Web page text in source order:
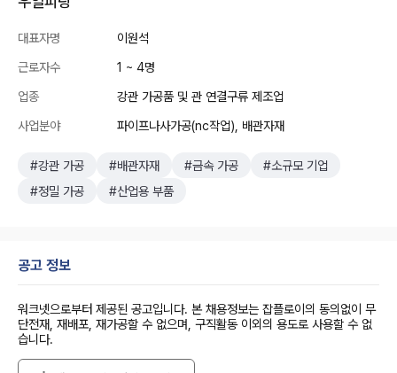
대표자명
이원석
근로자수
1 ~ 4명
업종
강관 가공품 및 관 연결구류 제조업
사업분야
파이프나사가공(nc작업), 배관자재
#강관 가공 #배관자재 #금속 가공
#소규모 기업
#정밀 가공
#산업용 부품
공고 정보
워크넷으로부터 제공된 공고입니다. 본 채용정보는 잡플로이의 동의없이 무
단전재, 재배포, 재가공할 수 없으며, 구직활동 이외의 용도로 사용할 수 없
습니다.